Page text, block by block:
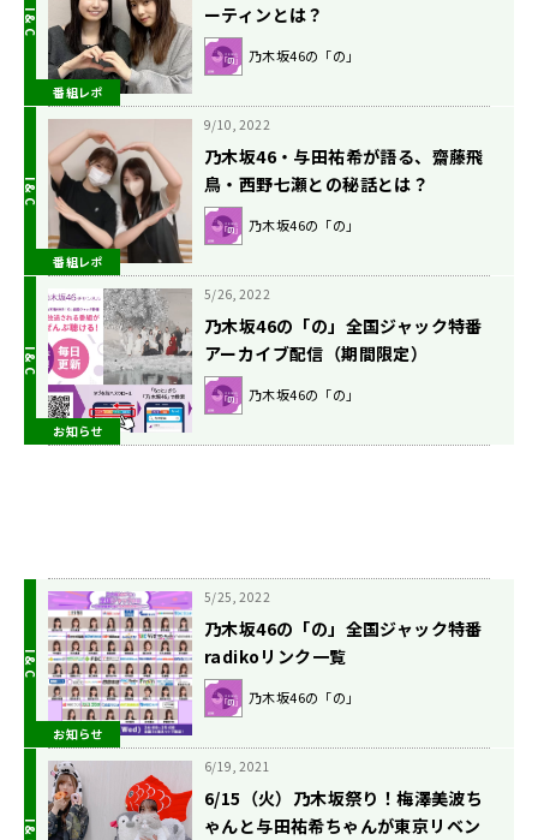
番組レポ
ーティンとは？
乃木坂46の「の」
番組レポ
9/10, 2022
乃木坂46・与田祐希が語る、齋藤飛
鳥・西野七瀬との秘話とは？
乃木坂46の「の」
お知らせ
5/26, 2022
乃木坂46の「の」全国ジャック特番
アーカイブ配信（期間限定）
乃木坂46の「の」
お知らせ
5/25, 2022
乃木坂46の「の」全国ジャック特番
radikoリンク一覧
乃木坂46の「の」
6/19, 2021
6/15（火）乃木坂祭り！梅澤美波ち
ゃんと与田祐希ちゃんが東京リベン